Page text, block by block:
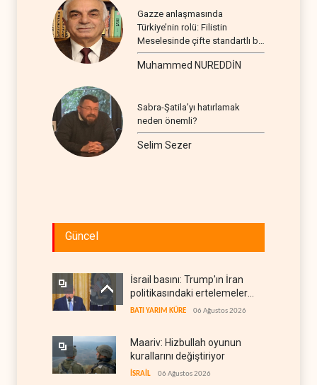
Gazze anlaşmasında
Türkiye’nin rolü: Filistin
Meselesinde çifte standartlı bir
seyir
Muhammed NUREDDİN
Sabra-Şatila’yı hatırlamak
neden önemli?
Selim Sezer
Güncel
İsrail basını: Trump'ın İran
politikasındaki ertelemeler
ABD seçimlerini riske atıyor
BATI YARIM KÜRE 06 Ağustos 2026
Maariv: Hizbullah oyunun
kurallarını değiştiriyor
İSRAİL 06 Ağustos 2026